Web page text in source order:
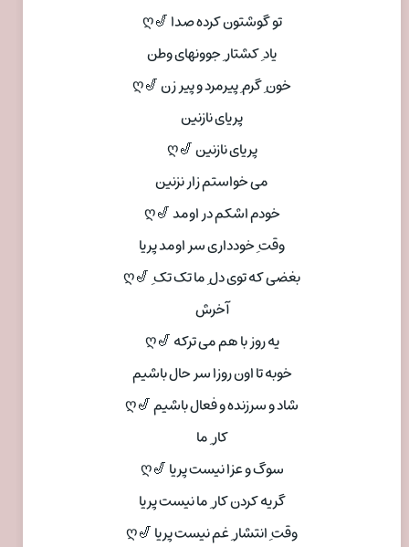
تو گوشتون کرده صدا 🎷ღ
یاد ِ کشتار ِ جوونهای وطن
خون ِ گرم ِ پیرمرد و پیر زن 🎷ღ
پریای نازنین
پریای نازنین 🎷ღ
می خواستم زار نزنین
خودم اشکم در اومد 🎷ღ
وقت ِ خودداری سر اومد پریا
بغضی که توی دل ِ ما تک تک ِ 🎷ღ
آخرش
یه روز با هم می ترکه 🎷ღ
خوبه تا اون روزا سر حال باشیم
شاد و سرزنده و فعال باشیم 🎷ღ
کار ِ ما
سوگ و عزا نیست پریا 🎷ღ
گریه کردن کار ِ ما نیست پریا
وقت ِ انتشار ِ غم نیست پریا 🎷ღ